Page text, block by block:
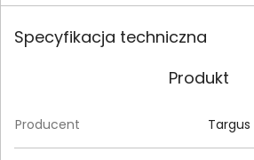
Specyfikacja techniczna
Produkt
Producent Targus